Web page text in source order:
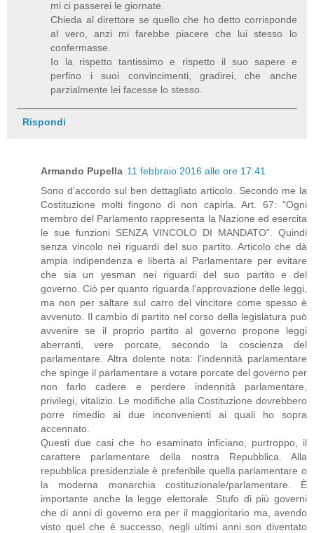
mi ci passerei le giornate.
Chieda al direttore se quello che ho detto corrisponde
al vero, anzi mi farebbe piacere che lui stesso lo
confermasse.
Io la rispetto tantissimo e rispetto il suo sapere e
perfino i suoi convincimenti, gradirei, che anche
parzialmente lei facesse lo stesso.
Rispondi
Armando Pupella 11 febbraio 2016 alle ore 17:41
Sono d'accordo sul ben dettagliato articolo. Secondo me la
Costituzione molti fingono di non capirla. Art. 67: "Ogni
membro del Parlamento rappresenta la Nazione ed esercita
le sue funzioni SENZA VINCOLO DI MANDATO". Quindi
senza vincolo nei riguardi del suo partito. Articolo che dà
ampia indipendenza e libertà al Parlamentare per evitare
che sia un yesman nei riguardi del suo partito e del
governo. Ciò per quanto riguarda l'approvazione delle leggi,
ma non per saltare sul carro del vincitore come spesso è
avvenuto. Il cambio di partito nel corso della legislatura può
avvenire se il proprio partito al governo propone leggi
aberranti, vere porcate, secondo la coscienza del
parlamentare. Altra dolente nota: l'indennità parlamentare
che spinge il parlamentare a votare porcate del governo per
non farlo cadere e perdere indennità parlamentare,
privilegi, vitalizio. Le modifiche alla Costituzione dovrebbero
porre rimedio ai due inconvenienti ai quali ho sopra
accennato.
Questi due casi che ho esaminato inficiano, purtroppo, il
carattere parlamentare della nostra Repubblica. Alla
repubblica presidenziale è preferibile quella parlamentare o
la moderna monarchia costituzionale/parlamentare. È
importante anche la legge elettorale. Stufo di più governi
che di anni di governo era per il maggioritario ma, avendo
visto quel che è successo, negli ultimi anni son diventato